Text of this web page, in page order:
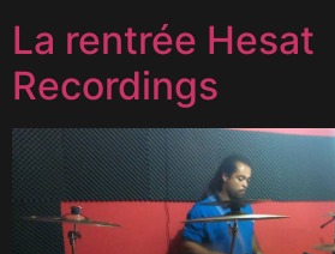
La rentrée Hesat
Recordings